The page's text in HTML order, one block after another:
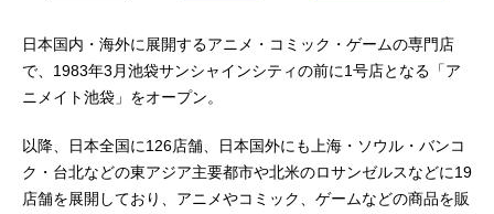
日本国内・海外に展開するアニメ・コミック・ゲームの専門店
で、1983年3月池袋サンシャインシティの前に1号店となる「ア
ニメイト池袋」をオープン。
以降、日本全国に126店舗、日本国外にも上海・ソウル・バンコ
ク・台北などの東アジア主要都市や北米のロサンゼルスなどに19
店舗を展開しており、アニメやコミック、ゲームなどの商品を販